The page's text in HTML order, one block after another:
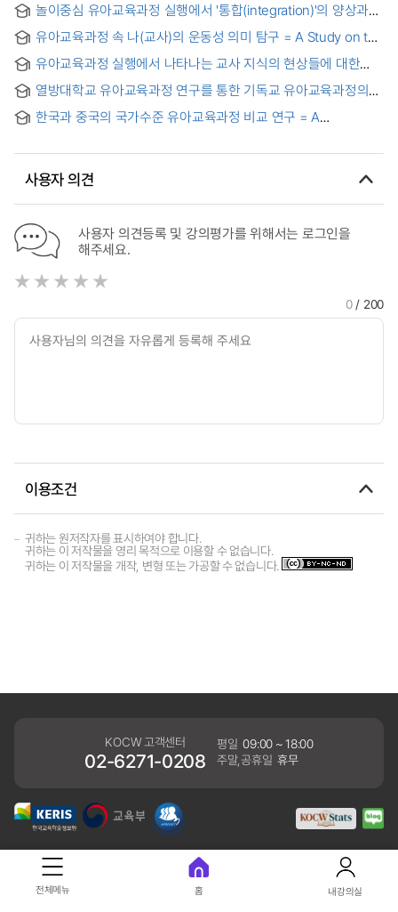
놀이중심 유아교육과정 실행에서 '통합(integration)'의 양상과
의미 탐구 : 질적 메타분석에 기반하여 = Exploring the Aspects
and Meaning of Integration in the Implementation of Early
Childhood Curriculum: Based on Qualitative Meta-Analysis
유아교육과정 속 나(교사)의 운동성 의미 탐구 = A Study on the
Meaning of My(teacher’s) Movement in the Curriculum of
Early Childhood Education
유아교육과정 실행에서 나타나는 교사 지식의 현상들에 대한
존재인식론적 탐구 : 교육내용과의 얽힘을 중심으로 = An Onto-
epistem-ological Inquiry into Phenomena of Teacher
Knowledge Emmerged Out of Enacting Early Childhood
Curriculum: Focusing on Entanglement with Educational
열방대학교 유아교육과정 연구를 통한 기독교 유아교육과정의
모형 개발을 위한 기초연구 = (A) Fundamental Study for
Developing the Model of Christian Early Childhood
Nations' for Young Children
한국과 중국의 국가수준 유아교육과정 비교 연구 = A
Education Curriculum between Korea and China
사용자 의견
사용자 의견등록 및 강의평가를 위해서는 로그인을
해주세요.
0/ 200
이용조건
귀하는 원저작자를 표시하여야 합니다.
귀하는 이 저작물을 영리 목적으로 이용할 수 없습니다.
귀하는 이 저작물을 개작, 변형 또는 가공할 수 없습니다.
KOCW 고객센터
02-6271-0208
평일 09:00 ~ 18:00
주말,공휴일 휴무
개인정보처리방침
41061 대구광역시 동구 동내로 64 (동내동 1119) 우)41061
전체메뉴 홈 내강의실